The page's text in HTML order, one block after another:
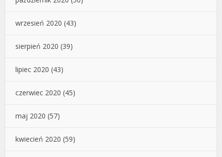
wrzesień 2020 (43)
sierpień 2020 (39)
lipiec 2020 (43)
czerwiec 2020 (45)
maj 2020 (57)
kwiecień 2020 (59)